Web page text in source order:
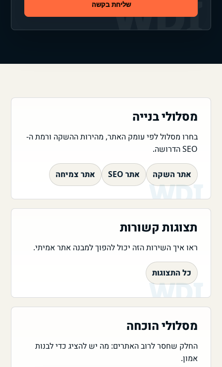
שליחת בקשה
מסלולי בנייה
בחרו מסלול לפי עומק האתר, מהירות ההשקה ורמת ה-
SEO הדרושה.
אתר השקה אתר SEO אתר צמיחה
תצוגות קשורות
ראו איך השירות הזה יכול להפוך למבנה אתר אמיתי.
כל התצוגות
מסלולי הוכחה
החלק שחסר לרוב האתרים: מה יש להציג כדי לבנות
אמון.